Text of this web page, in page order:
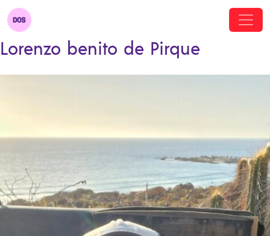
Lorenzo benito de Pirque